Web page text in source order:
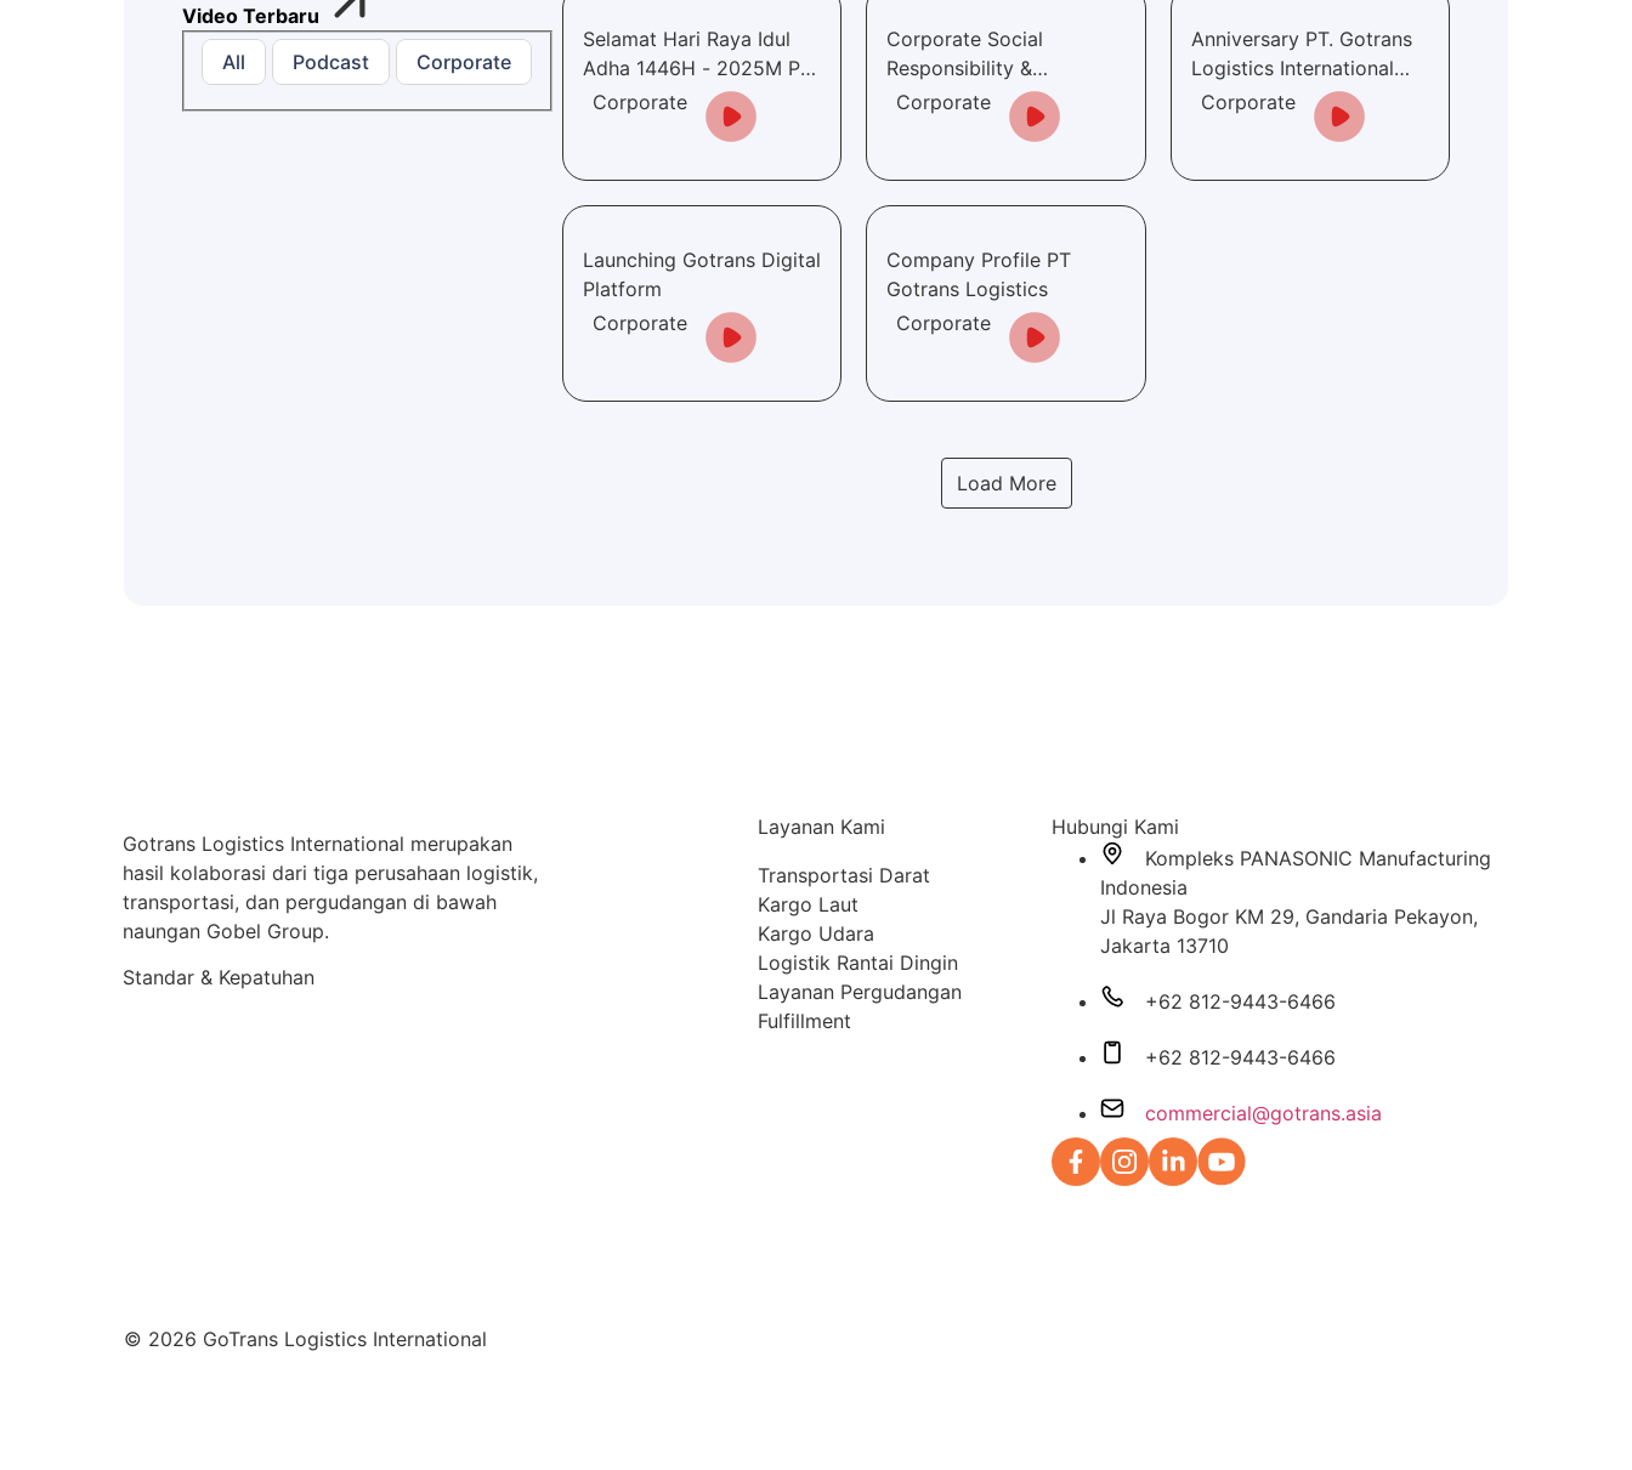
All Podcast Corporate
Video Terbaru
Selamat Hari Raya Idul
Adha 1446H - 2025M PT.
Gotrans Logistics
Corporate
Corporate Social
Responsibility &
Employee PT. Gotrans
Logistics International
Corporate
Anniversary PT. Gotrans
Logistics International
15'TH Terus Berinovasi &
Tumbuh Bersama
Corporate
Launching Gotrans Digital
Platform
Corporate
Company Profile PT
Gotrans Logistics
Corporate
Load More
Gotrans Logistics International merupakan
hasil kolaborasi dari tiga perusahaan logistik,
transportasi, dan pergudangan di bawah
naungan Gobel Group.
Standar & Kepatuhan
Layanan Kami
Transportasi Darat
Kargo Laut
Kargo Udara
Logistik Rantai Dingin
Layanan Pergudangan
Fulfillment
Hubungi Kami
Kompleks PANASONIC Manufacturing
Indonesia
Jl Raya Bogor KM 29, Gandaria Pekayon,
Jakarta 13710
+62 812-9443-6466
+62 812-9443-6466
commercial@gotrans.asia
© 2026 GoTrans Logistics International